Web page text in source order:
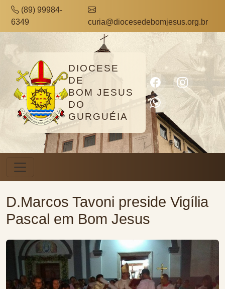
(89) 99984-
6349
curia@diocesedebomjesus.org.br
DIOCESE
DE
BOM JESUS
DO
GURGUÉIA
D.Marcos Tavoni preside Vigília
Pascal em Bom Jesus